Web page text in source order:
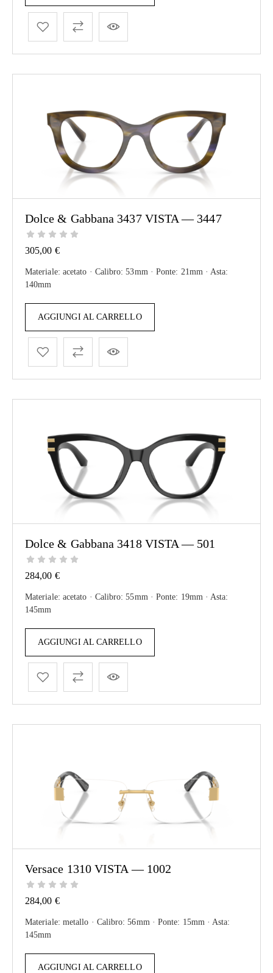
Dolce & Gabbana 3437 VISTA — 3447
305,00 €
Materiale: acetato · Calibro: 53mm · Ponte: 21mm · Asta:
140mm
AGGIUNGI AL CARRELLO
Dolce & Gabbana 3418 VISTA — 501
284,00 €
Materiale: acetato · Calibro: 55mm · Ponte: 19mm · Asta:
145mm
AGGIUNGI AL CARRELLO
Versace 1310 VISTA — 1002
284,00 €
Materiale: metallo · Calibro: 56mm · Ponte: 15mm · Asta:
145mm
AGGIUNGI AL CARRELLO